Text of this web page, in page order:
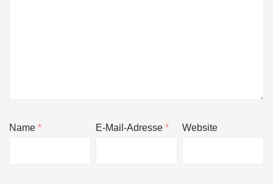
Name* E-Mail-Adresse* Website